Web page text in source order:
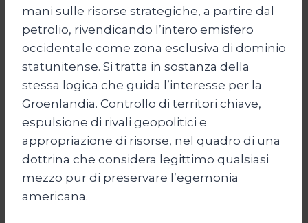
mani sulle risorse strategiche, a partire dal
petrolio, rivendicando l’intero emisfero
occidentale come zona esclusiva di dominio
statunitense. Si tratta in sostanza della
stessa logica che guida l’interesse per la
Groenlandia. Controllo di territori chiave,
espulsione di rivali geopolitici e
appropriazione di risorse, nel quadro di una
dottrina che considera legittimo qualsiasi
mezzo pur di preservare l’egemonia
americana.